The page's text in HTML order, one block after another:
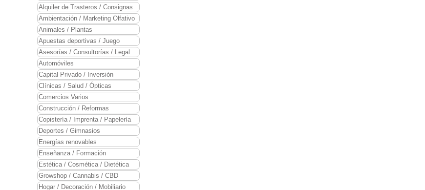
Alquiler de Trasteros / Consignas
Ambientación / Marketing Olfativo
Animales / Plantas
Apuestas deportivas / Juego
Asesorías / Consultorías / Legal
Automóviles
Capital Privado / Inversión
Clínicas / Salud / Ópticas
Comercios Varios
Construcción / Reformas
Copistería / Imprenta / Papelería
Deportes / Gimnasios
Energías renovables
Enseñanza / Formación
Estética / Cosmética / Dietética
Growshop / Cannabis / CBD
Hogar / Decoración / Mobiliario